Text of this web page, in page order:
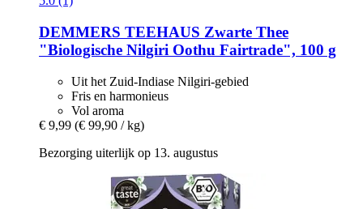
DEMMERS TEEHAUS Zwarte Thee
"Biologische Nilgiri Oothu Fairtrade", 100 g
Uit het Zuid-Indiase Nilgiri-gebied
Fris en harmonieus
Vol aroma
€ 9,99 (€ 99,90 / kg)
Bezorging uiterlijk op 13. augustus